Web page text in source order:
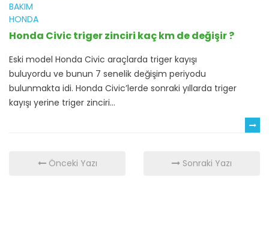
BAKIM
HONDA
Honda Civic triger zinciri kaç km de değişir ?
Eski model Honda Civic araçlarda triger kayışı
buluyordu ve bunun 7 senelik değişim periyodu
bulunmakta idi. Honda Civic’lerde sonraki yıllarda triger
kayışı yerine triger zinciri...
Önceki Yazı Sonraki Yazı